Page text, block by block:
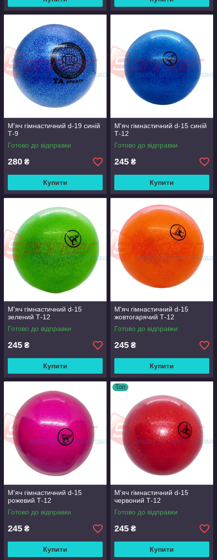
М'яч гімнастичний d-19 синій
Т-9
Готово до відправки
280 ₴
Купити
М'яч гімнастичний d-15 синій
Т-12
Готово до відправки
245 ₴
Купити
М'яч гімнастичний d-15
зелений Т-12
Готово до відправки
245 ₴
Купити
М'яч гімнастичний d-15
жовтогарячий Т-12
Готово до відправки
245 ₴
Купити
М'яч гімнастичний d-15
рожевий Т-12
Готово до відправки
245 ₴
Купити
Топ
М'яч гімнастичний d-15
червоний Т-12
Готово до відправки
245 ₴
Купити